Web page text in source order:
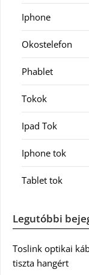
Iphone
Okostelefon
Phablet
Tokok
Ipad Tok
Iphone tok
Tablet tok
Legutóbbi
Toslink optikai
tiszta hangért